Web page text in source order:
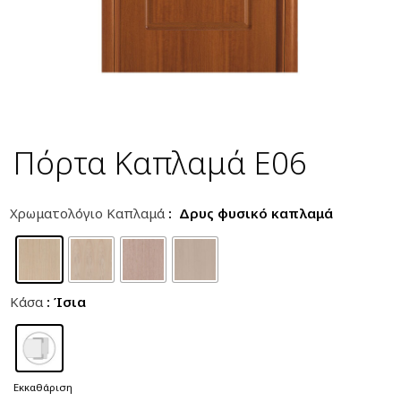
Πόρτα Καπλαμά E06
Χρωματολόγιο Καπλαμά : Δρυς φυσικό καπλαμά
Κάσα : Ίσια
Εκκαθάριση